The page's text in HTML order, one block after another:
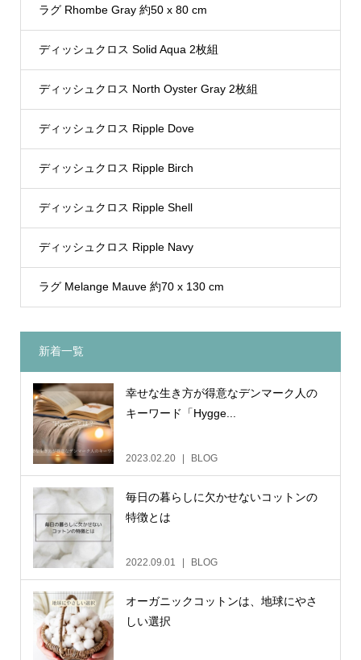
ラグ Rhombe Gray 約50 x 80 cm
ディッシュクロス Solid Aqua 2枚組
ディッシュクロス North Oyster Gray 2枚組
ディッシュクロス Ripple Dove
ディッシュクロス Ripple Birch
ディッシュクロス Ripple Shell
ディッシュクロス Ripple Navy
ラグ Melange Mauve 約70 x 130 cm
新着一覧
幸せな生き方が得意なデンマーク人の
キーワード「Hygge...
2023.02.20 BLOG
毎日の暮らしに欠かせないコットンの
特徴とは
2022.09.01 BLOG
オーガニックコットンは、地球にやさ
しい選択